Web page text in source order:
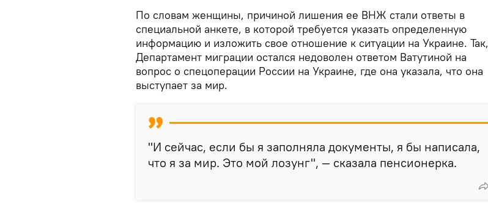
По словам женщины, причиной лишения ее ВНЖ стали ответы в
специальной анкете, в которой требуется указать определенную
информацию и изложить свое отношение к ситуации на Украине. Так,
Департамент миграции остался недоволен ответом Ватутиной на
вопрос о спецоперации России на Украине, где она указала, что она
выступает за мир.
"И сейчас, если бы я заполняла документы, я бы написала,
что я за мир. Это мой лозунг", — сказала пенсионерка.